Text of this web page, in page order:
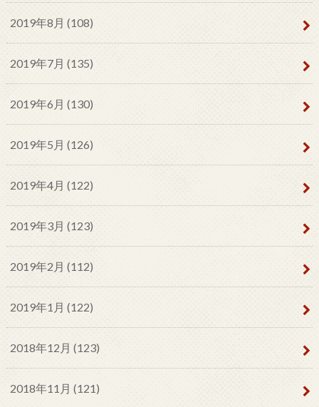
2019年8月 (108)
2019年7月 (135)
2019年6月 (130)
2019年5月 (126)
2019年4月 (122)
2019年3月 (123)
2019年2月 (112)
2019年1月 (122)
2018年12月 (123)
2018年11月 (121)